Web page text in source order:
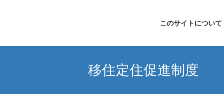
このサイトについて
移住定住促進制度